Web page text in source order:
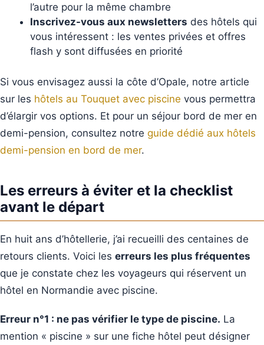
l’autre pour la même chambre
Inscrivez-vous aux newsletters des hôtels qui
vous intéressent : les ventes privées et offres
flash y sont diffusées en priorité
Si vous envisagez aussi la côte d’Opale, notre article
sur les hôtels au Touquet avec piscine vous permettra
d’élargir vos options. Et pour un séjour bord de mer en
demi-pension, consultez notre guide dédié aux hôtels
demi-pension en bord de mer.
Les erreurs à éviter et la checklist
avant le départ
En huit ans d’hôtellerie, j’ai recueilli des centaines de
retours clients. Voici les erreurs les plus fréquentes
que je constate chez les voyageurs qui réservent un
hôtel en Normandie avec piscine.
Erreur n°1 : ne pas vérifier le type de piscine. La
mention « piscine » sur une fiche hôtel peut désigner